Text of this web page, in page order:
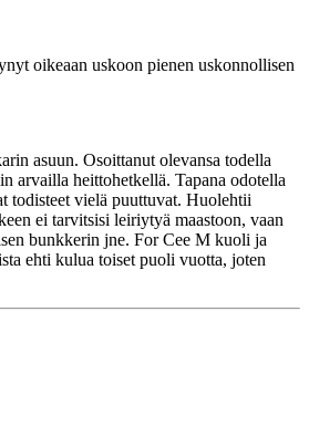
oikeaan uskoon pienen uskonnollisen
asuun. Osoittanut olevansa todella
arvailla heittohetkellä. Tapana odotella
todisteet vielä puuttuvat. Huolehtii
ei tarvitsisi leiriytyä maastoon, vaan
bunkkerin jne. For Cee M kuoli ja
ehti kulua toiset puoli vuotta, joten